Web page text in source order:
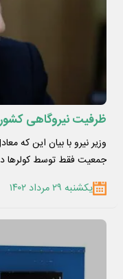
ظرفیت نیروگاهی کشور به ۹۱ هزار
جمعیت فقط توسط کولرها
یکشنبه ۲۹ مرداد ۱۴۰۲